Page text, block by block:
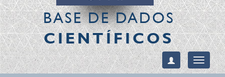
BASE DE DADOS
CIENTÍFICOS
Toggle